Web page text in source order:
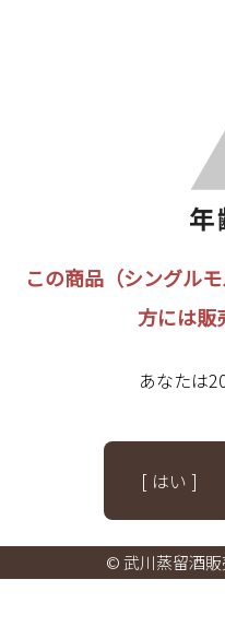
この商品（シングル
方には販
あなたは
[ はい ]
© 武川蒸留酒